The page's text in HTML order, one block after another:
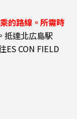
的路線。所需時
。抵達北広島駅
ES CON FIELD